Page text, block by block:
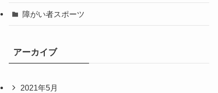
障がい者スポーツ
アーカイブ
2021年5月